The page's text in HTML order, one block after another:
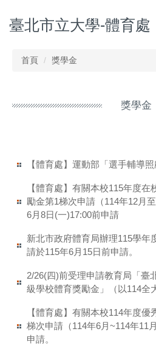
到
主
臺北市立大學-體育處
首頁 獎學金
獎學金
【體育處】運動部「選手輔導
【體育處】有關本校115年度
勵金第1梯次申請（114年12月
6月8日(一)17:00前申請
新北市政府體育局辦理115學年
請於115年6月15日前申請。
2/26(四)前受理申請教育局「臺
級學校體育獎勵金」（以114全
【體育處】有關本校114年度
梯次申請（114年6月~114年11
申請。